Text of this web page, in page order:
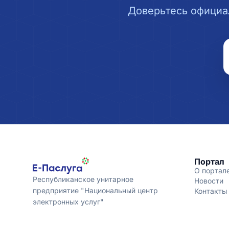
Доверьтесь
Республиканское унитарное
предприятие "Национальный центр
электронных услуг"
Портал
О
Новости
Контакты